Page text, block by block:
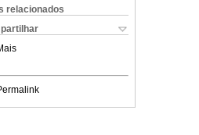
relacionados